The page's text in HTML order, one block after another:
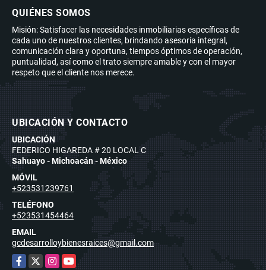
QUIÉNES SOMOS
Misión: Satisfacer las necesidades inmobiliarias específicas de
cada uno de nuestros clientes, brindando asesoría integral,
comunicación clara y oportuna, tiempos óptimos de operación,
puntualidad, así como el trato siempre amable y con el mayor
respeto que el cliente nos merece.
UBICACIÓN Y CONTACTO
UBICACIÓN
FEDERICO HIGAREDA # 20 LOCAL C
Sahuayo - Michoacán - México
MÓVIL
+523531239761
TELÉFONO
+523531454464
EMAIL
gcdesarrolloybienesraices@gmail.com
Facebook
X Instagram
YouTube